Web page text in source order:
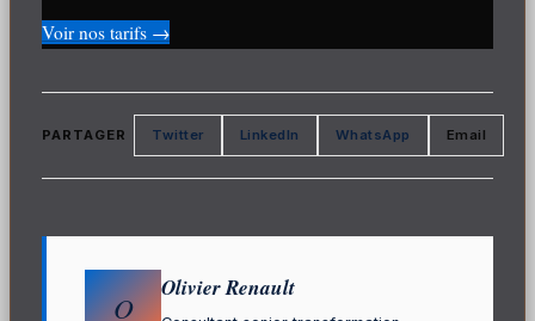
Voir nos tarifs →
PARTAGER Twitter LinkedIn WhatsApp Email
O
Olivier Renault